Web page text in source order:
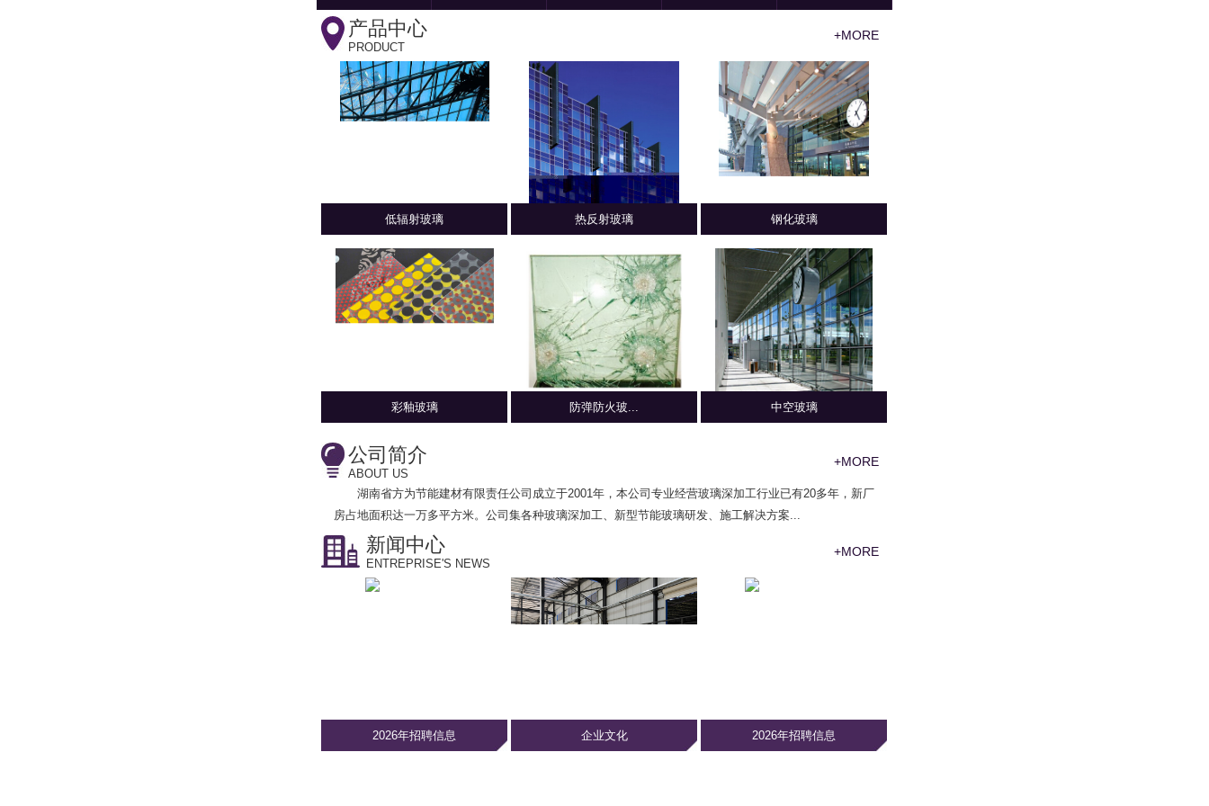
产品中心
PRODUCT
+MORE
低辐射玻璃 热反射玻璃 钢化玻璃
彩釉玻璃 防弹防火玻... 中空玻璃
公司简介
ABOUT US
+MORE
湖南省方为节能建材有限责任公司 成立于2001年，本公司专业经营玻璃深加工行业已有20多年，新厂
房占地面积达一万多平方米。公司集各种玻璃深加工、新型节能玻璃研发、施工解决方案...
新闻中心
ENTREPRISE'S NEWS
+MORE
2026年招聘信息 企业文化 2026年招聘信息